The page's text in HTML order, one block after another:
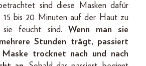
sind diese Masken dafür
15 bis 20 Minuten auf der Haut zu
sie feucht sind. Wenn man sie
Stunden trägt, passiert
Maske trocknet nach und nach